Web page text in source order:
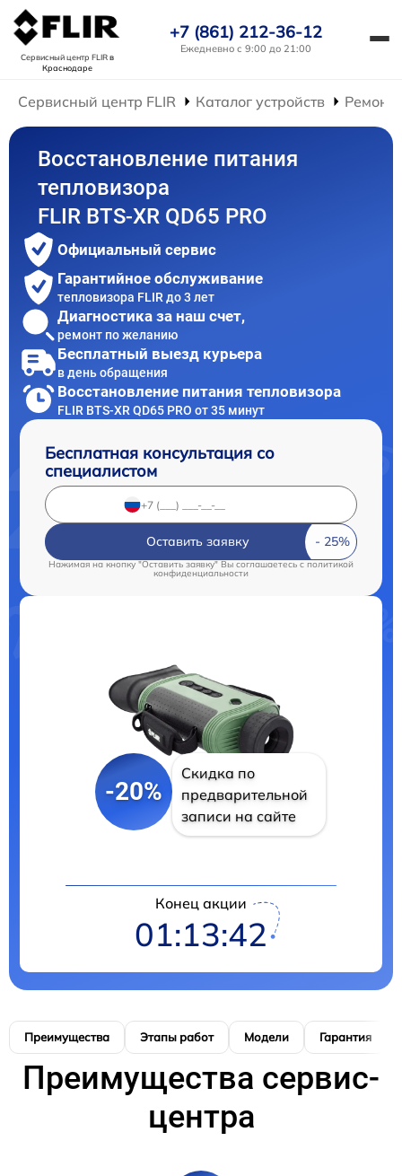
Сервисный центр FLIRв
Краснодаре
+7 (861) 212-36-12
Ежедневно с 9:00 до 21:00
Сервисный центр FLIR Каталог устройств Ремонт
Восстановление питания
тепловизора
FLIR BTS-XR QD65 PRO
Официальный сервис
Гарантийное обслуживание
тепловизора FLIR до 3 лет
Диагностика за наш счет,
ремонт по желанию
Бесплатный выезд курьера
в день обращения
Восстановление питания тепловизора
FLIR BTS-XR QD65 PRO от 35 минут
Бесплатная консультация со
специалистом
Оставить заявку
Нажимая на кнопку "Оставить заявку" Вы соглашаетесь c политикой
конфиденциальности
-20%
Скидка по
предварительной
записи на сайте
Конец акции
01:13:41
Преимущества Этапы работ Модели Гарантия
Преимущества сервис-
центра